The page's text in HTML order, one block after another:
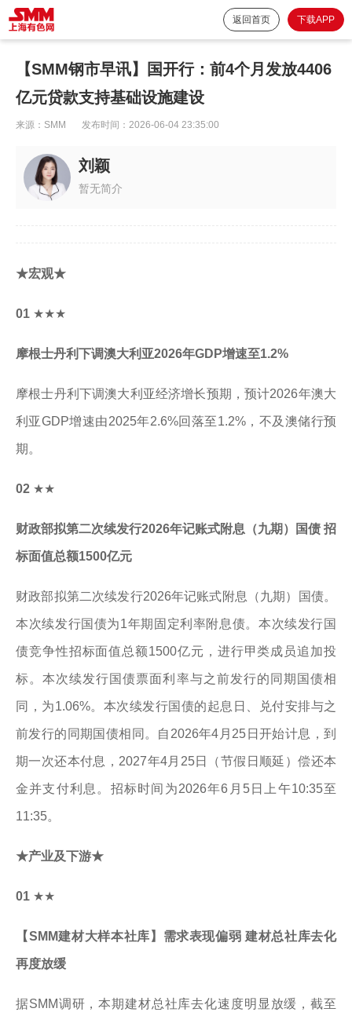
返回首页 下载APP
【SMM钢市早讯】国开行：前4个月发放4406
亿元贷款支持基础设施建设
来源： SMM 发布时间： 2026-06-04 23:35:00
刘颖
暂无简介
★宏观★
01 ★★★
摩根士丹利下调澳大利亚2026年GDP增速至1.2%
摩根士丹利下调澳大利亚经济增长预期，预计2026年澳大
利亚GDP增速由2025年2.6%回落至1.2%，不及澳储行预
期。
02 ★★
财政部拟第二次续发行2026年记账式附息（九期）国债 招
标面值总额1500亿元
财政部拟第二次续发行2026年记账式附息（九期）国债。
本次续发行国债为1年期固定利率附息债。本次续发行国
债竞争性招标面值总额1500亿元，进行甲类成员追加投
标。本次续发行国债票面利率与之前发行的同期国债相
同，为1.06%。本次续发行国债的起息日、兑付安排与之
前发行的同期国债相同。自2026年4月25日开始计息，到
期一次还本付息，2027年4月25日（节假日顺延）偿还本
金并支付利息。招标时间为2026年6月5日上午10:35至
11:35。
★产业及下游★
01 ★★
【SMM建材大样本社库】需求表现偏弱 建材总社库去化
再度放缓
据SMM调研，本期建材总社库去化速度明显放缓，截至